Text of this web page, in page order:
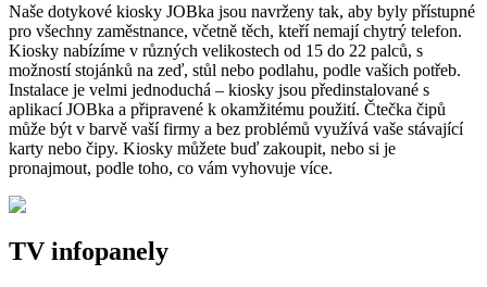
Naše dotykové kiosky JOBka jsou navrženy tak, aby byly přístupné
pro všechny zaměstnance, včetně těch, kteří nemají chytrý telefon.
Kiosky nabízíme v různých velikostech od 15 do 22 palců, s
možností stojánků na zeď, stůl nebo podlahu, podle vašich potřeb.
Instalace je velmi jednoduchá – kiosky jsou předinstalované s
aplikací JOBka a připravené k okamžitému použití. Čtečka čipů
může být v barvě vaší firmy a bez problémů využívá vaše stávající
karty nebo čipy. Kiosky můžete buď zakoupit, nebo si je
pronajmout, podle toho, co vám vyhovuje více.
TV infopanely